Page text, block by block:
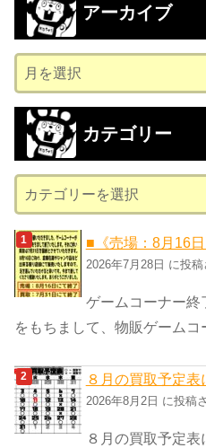
アーカイブ
ー
カ
ブ
カテゴリー
テ
ゴ
リ
ー
■《売場：8月16
2026年7月28日 に投稿
ゲームコーナー終
をもちまして、物販ゲーム
８月の買取予定表
2026年8月2日 に投稿
８月の買取予定